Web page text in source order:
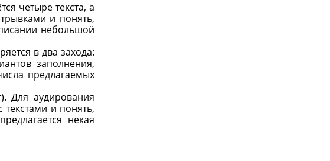
четыре текста, а
и понять,
небольшой
в два захода:
заполнения,
предлагаемых
Для аудирования
и понять,
некая